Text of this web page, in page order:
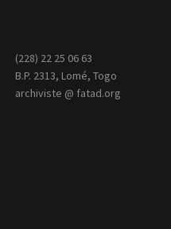
(228) 22 25 06 63
B.P. 2313, Lomé, Togo
archiviste @ fatad.org